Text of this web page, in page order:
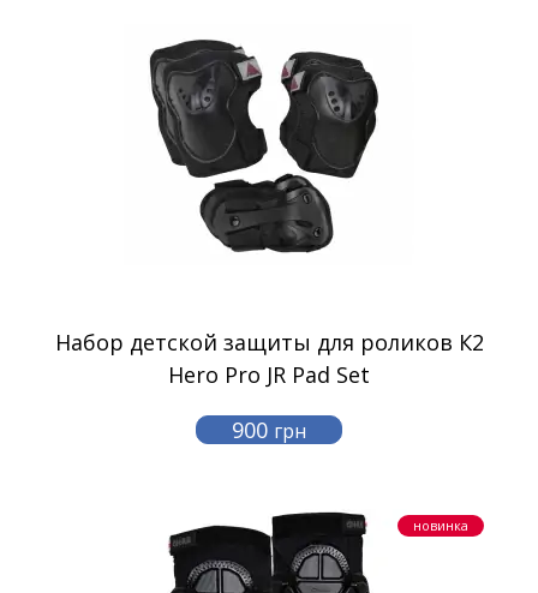
Набор детской защиты для роликов К2
Hero Pro JR Pad Set
900 грн
новинка